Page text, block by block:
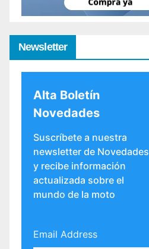
Newsletter
Alta Boletín
Novedades
Suscríbete a nuestra
newsletter de Novedades
y recibe información
actualizada sobre el
mundo de la moto
Email Address